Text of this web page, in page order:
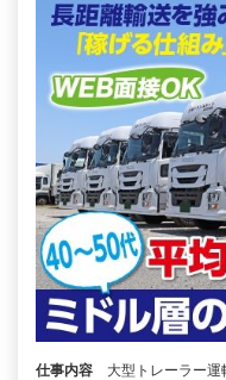
仕事内容
大型トレーラー